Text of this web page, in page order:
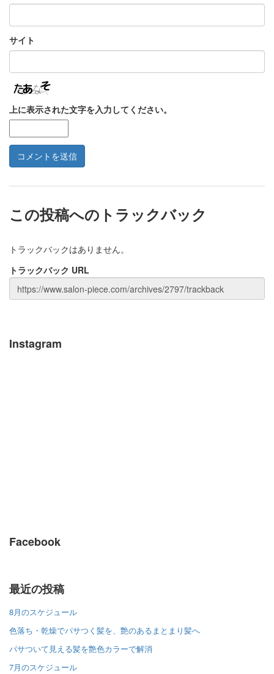
サイト
上に表示された文字を入力してください。
この投稿へのトラックバック
トラックバックはありません。
トラックバック URL
Instagram
Facebook
最近の投稿
8月のスケジュール
色落ち・乾燥でパサつく髪を、艶のあるまとまり髪へ
パサついて見える髪を艶色カラーで解消
7月のスケジュール